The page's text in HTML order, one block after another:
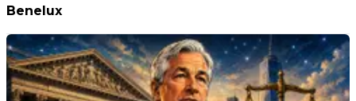
Benelux